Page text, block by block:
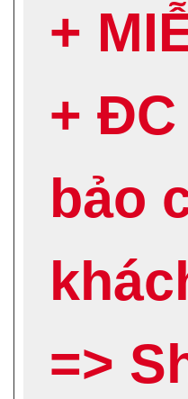
+
+ ĐC
bảo
=>